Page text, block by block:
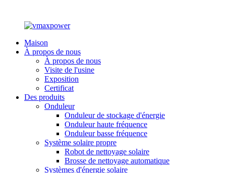
Maison
À propos de nous
À propos de nous
Visite de l'usine
Exposition
Certificat
Des produits
Onduleur
Onduleur de stockage d'énergie
Onduleur haute fréquence
Onduleur basse fréquence
Système solaire propre
Robot de nettoyage solaire
Brosse de nettoyage automatique
Systèmes d'énergie solaire